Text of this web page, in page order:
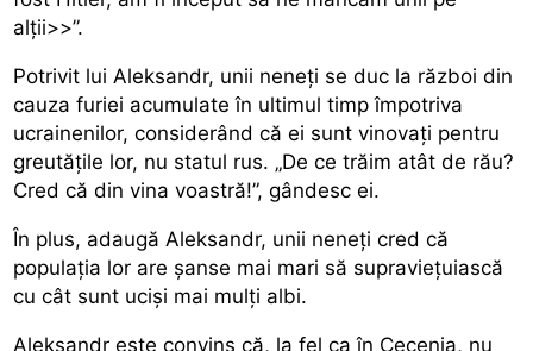
alții>>”.
Potrivit lui Aleksandr, unii neneți se duc la război din
cauza furiei acumulate în ultimul timp împotriva
ucrainenilor, considerând că ei sunt vinovați pentru
greutățile lor, nu statul rus. „De ce trăim atât de rău?
Cred că din vina voastră!”, gândesc ei.
În plus, adaugă Aleksandr, unii neneți cred că
populația lor are șanse mai mari să supraviețuiască
cu cât sunt uciși mai mulți albi.
Aleksandr este convins că, la fel ca în Cecenia, nu